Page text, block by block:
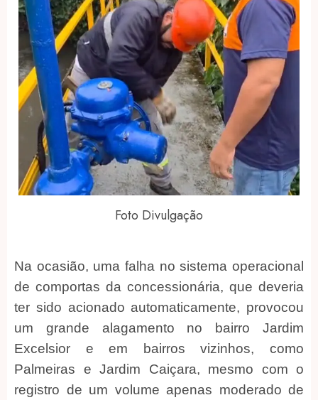
Foto Divulgação
Na ocasião, uma falha no sistema operacional
de comportas da concessionária, que deveria
ter sido acionado automaticamente, provocou
um grande alagamento no bairro Jardim
Excelsior e em bairros vizinhos, como
Palmeiras e Jardim Caiçara, mesmo com o
registro de um volume apenas moderado de